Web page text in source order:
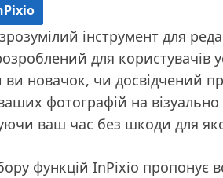
інструмент для
для користувачів
ви новачок, чи досвідчений
фотографій на
ваш час без шкоди для
функцій InPixio пропонує